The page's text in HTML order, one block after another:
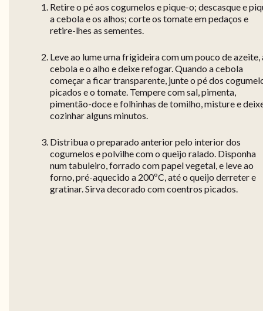
Retire o pé aos cogumelos e pique-o; descasque e
a cebola e os alhos; corte os tomate em pedaços e
retire-lhes as sementes.
Leve ao lume uma frigideira com um pouco de azeite,
cebola e o alho e deixe refogar. Quando a cebola
começar a ficar transparente, junte o pé dos
picados e o tomate. Tempere com sal, pimenta,
pimentão-doce e folhinhas de tomilho, misture e
cozinhar alguns minutos.
Distribua o preparado anterior pelo interior dos
cogumelos e polvilhe com o queijo ralado. Disponha
num tabuleiro, forrado com papel vegetal, e leve ao
forno, pré-aquecido a 200ºC, até o queijo derreter e
gratinar. Sirva decorado com coentros picados.